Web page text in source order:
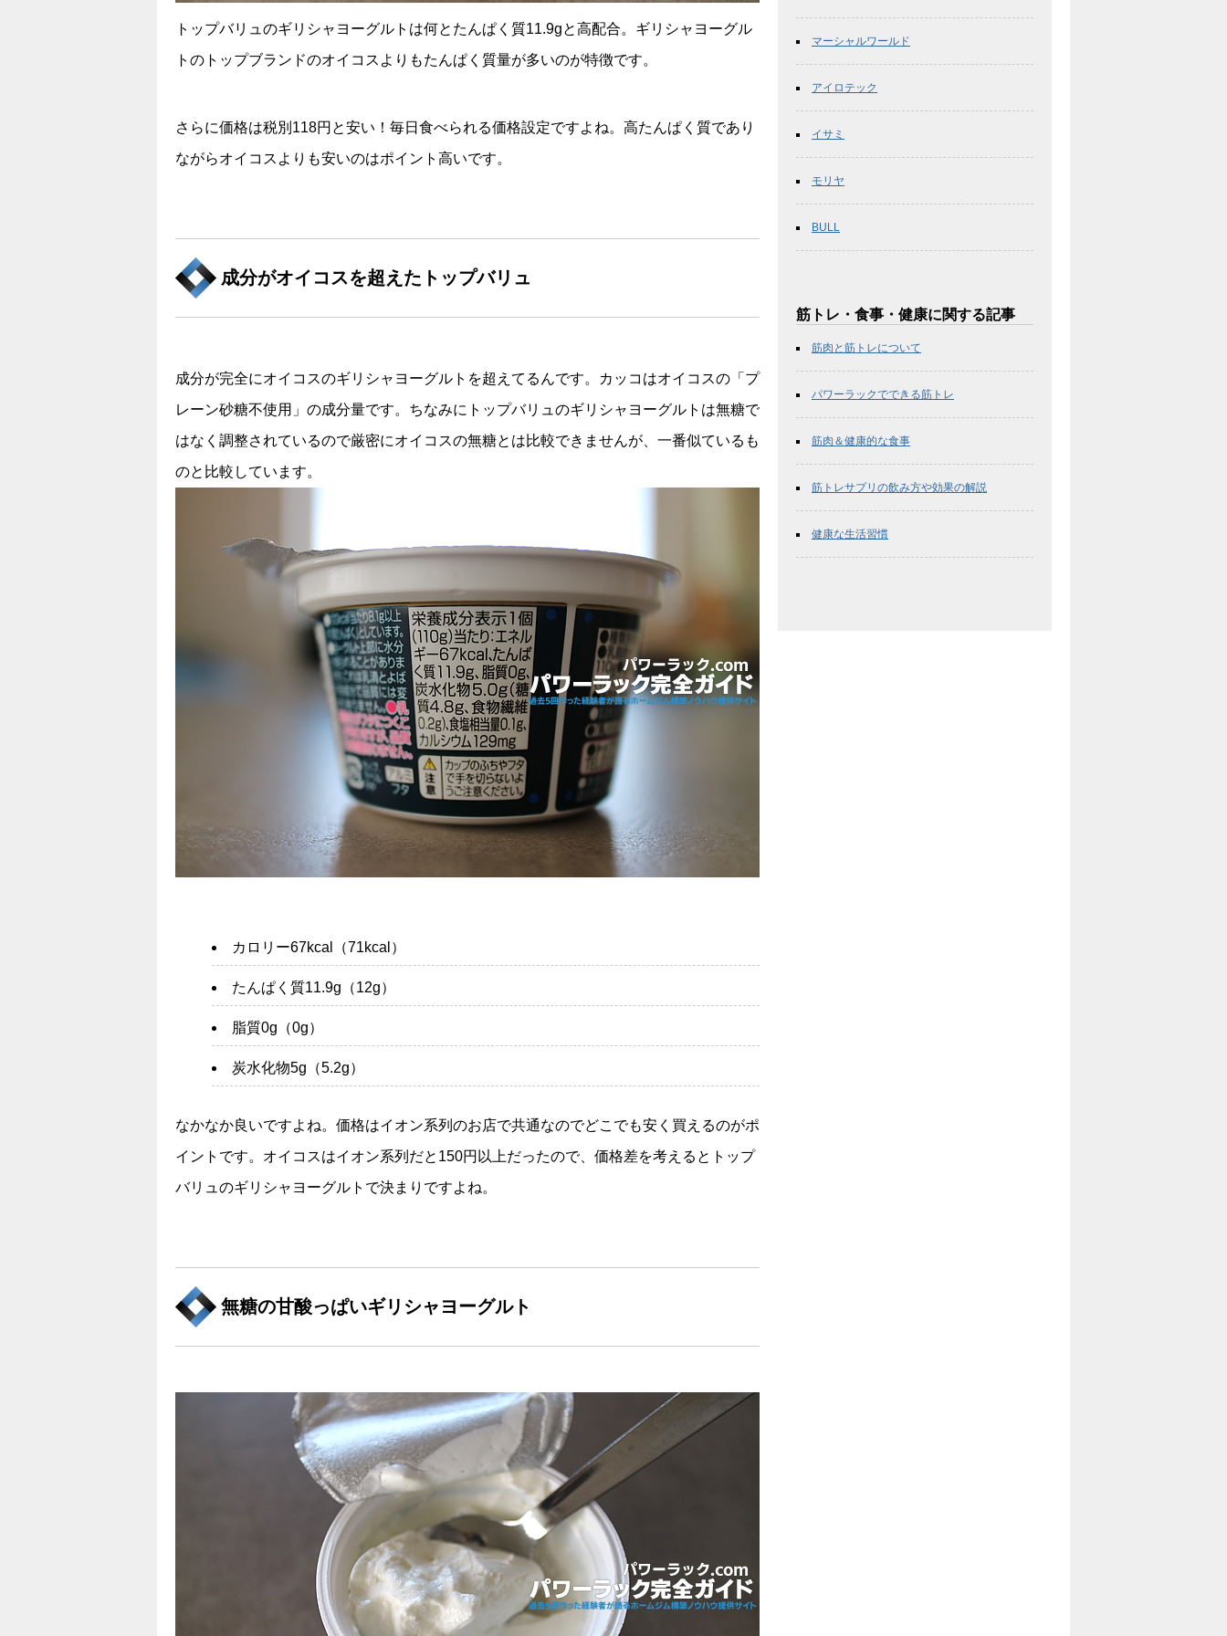
トップバリュのギリシャヨーグルトは何とたんぱく質11.9gと高配合。ギリシャヨーグル
トのトップブランドのオイコスよりもたんぱく質量が多いのが特徴です。
さらに価格は税別118円と安い！毎日食べられる価格設定ですよね。高たんぱく質であり
ながらオイコスよりも安いのはポイント高いです。
成分がオイコスを超えたトップバリュ
成分が完全にオイコスのギリシャヨーグルトを超えてるんです。カッコはオイコスの「プ
レーン砂糖不使用」の成分量です。ちなみにトップバリュのギリシャヨーグルトは無糖で
はなく調整されているので厳密にオイコスの無糖とは比較できませんが、一番似ているも
のと比較しています。
カロリー67kcal（71kcal）
たんぱく質11.9g（12g）
脂質0g（0g）
炭水化物5g（5.2g）
なかなか良いですよね。価格はイオン系列のお店で共通なのでどこでも安く買えるのがポ
イントです。オイコスはイオン系列だと150円以上だったので、価格差を考えるとトップ
バリュのギリシャヨーグルトで決まりですよね。
無糖の甘酸っぱいギリシャヨーグルト
マーシャルワールド
アイロテック
イサミ
モリヤ
BULL
筋トレ・食事・健康に関する記事
筋肉と筋トレについて
パワーラックでできる筋トレ
筋肉＆健康的な食事
筋トレサプリの飲み方や効果の解説
健康な生活習慣